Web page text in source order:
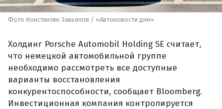
Фото Константин Завьялов / «Автоновости дня»
Холдинг Porsche Automobil Holding SE считает,
что немецкой автомобильной группе
необходимо рассмотреть все доступные
варианты восстановления
конкурентоспособности, сообщает Bloomberg.
Инвестиционная компания контролируется